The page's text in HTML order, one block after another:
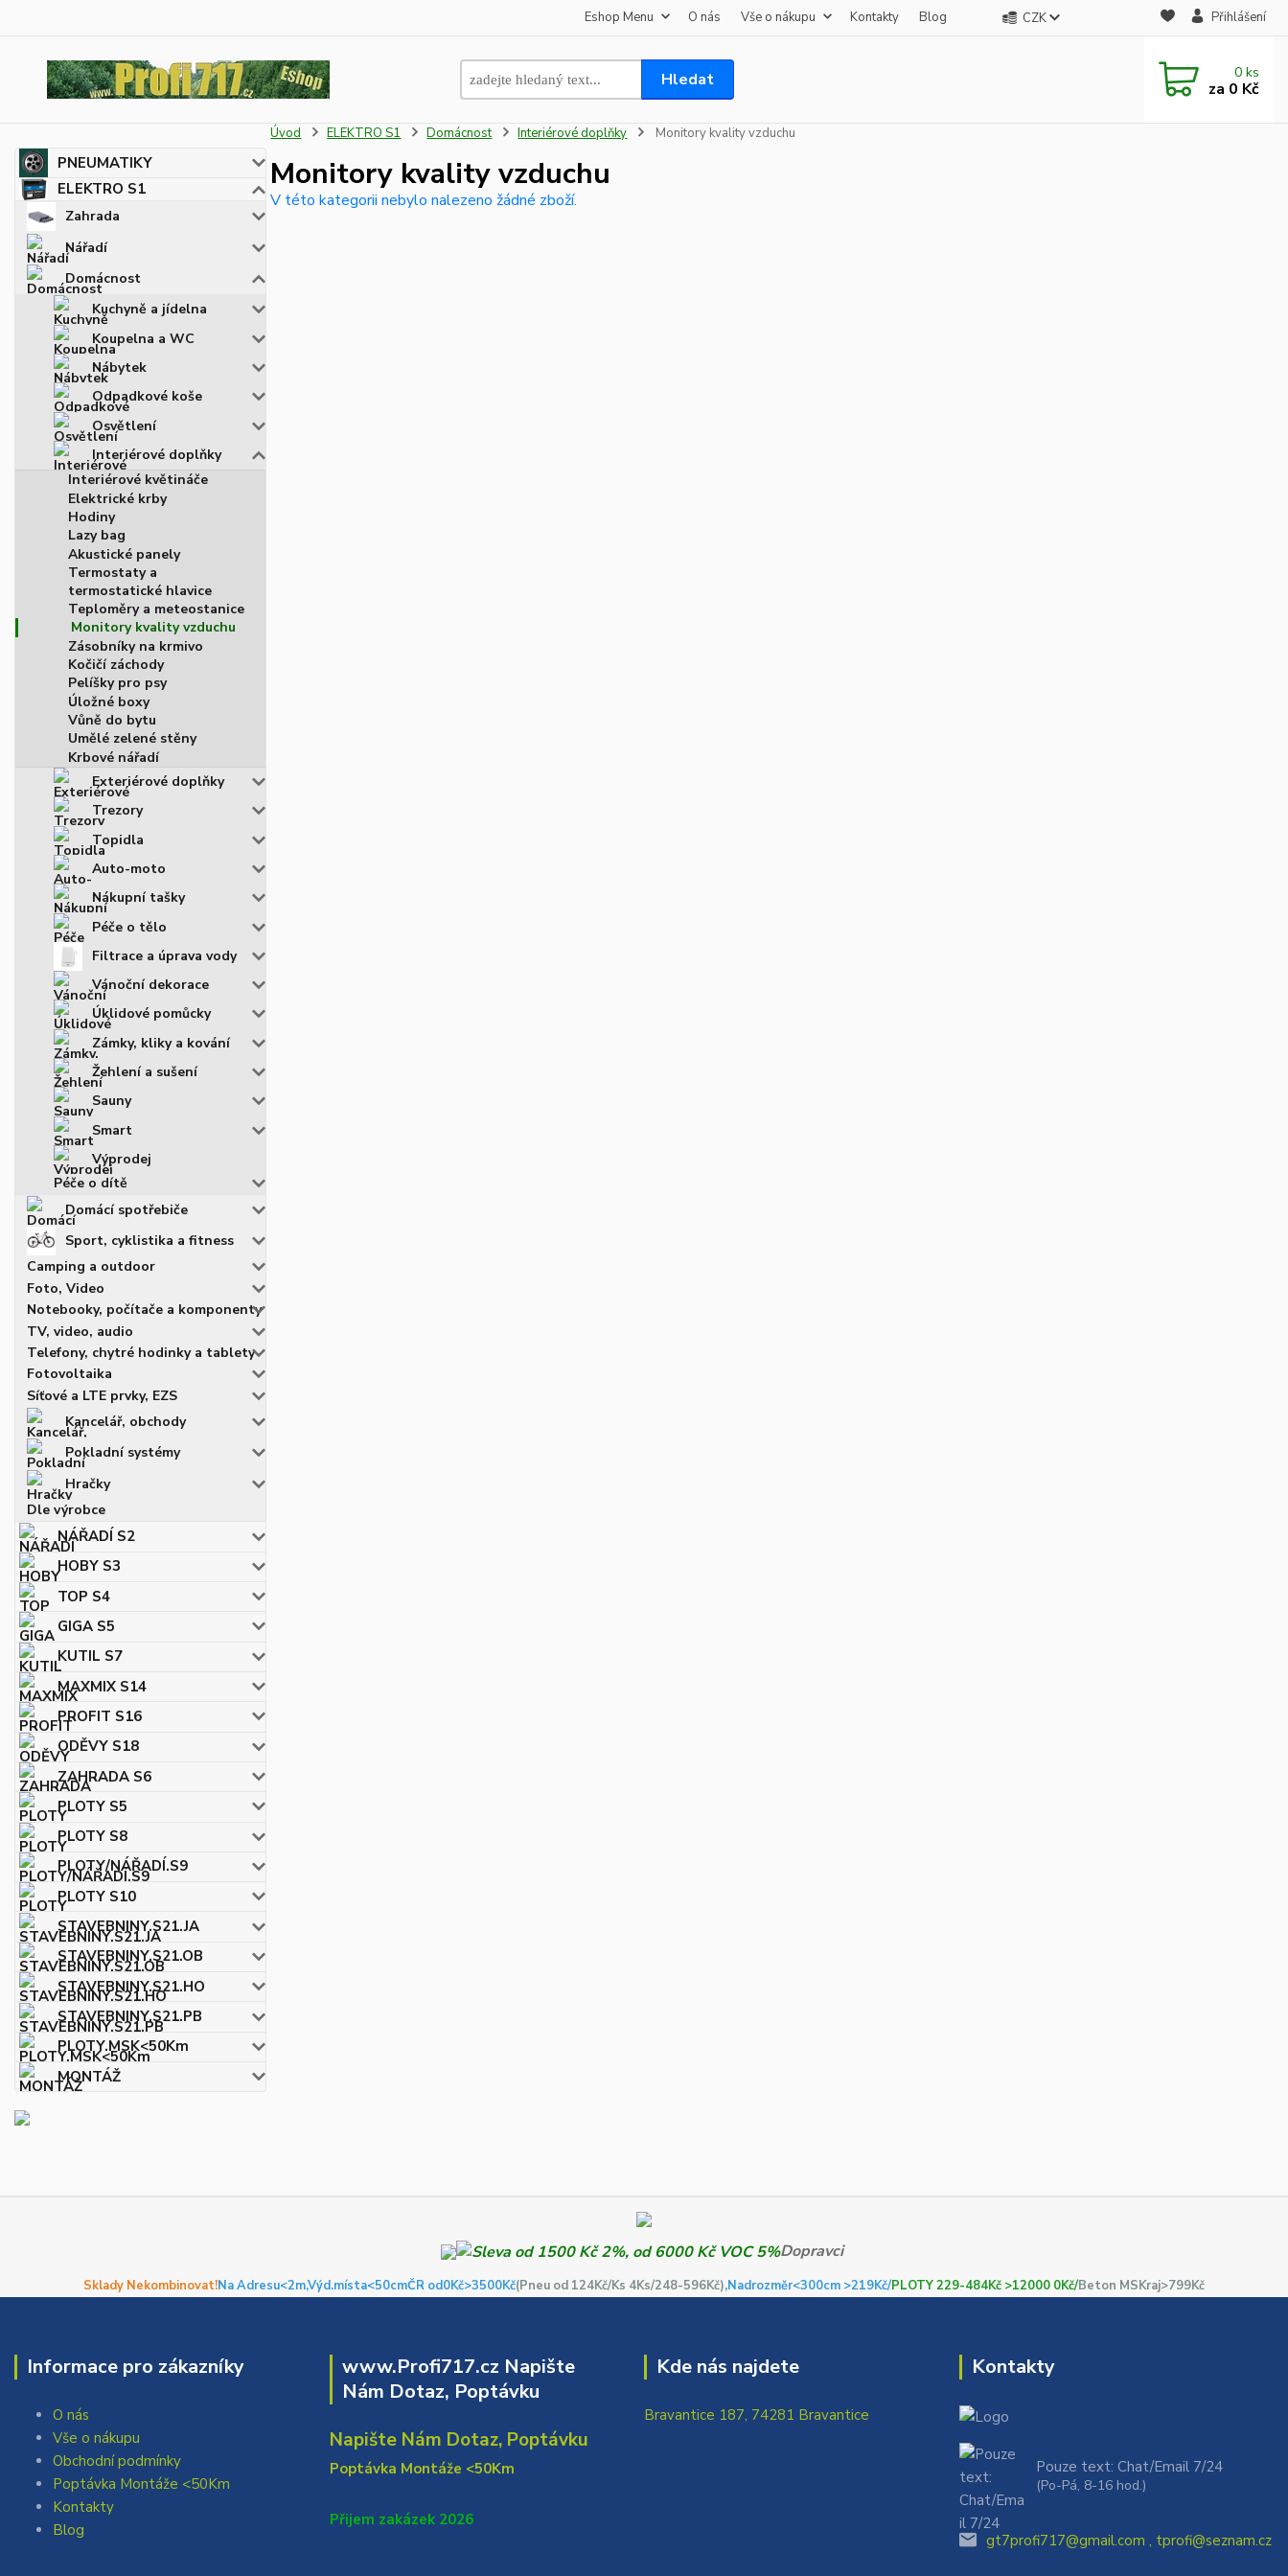
Eshop Menu O nás Vše o nákupu Kontakty Blog CZK Přihlášení
Hledat 0 ks
za 0 Kč
PNEUMATIKY
ELEKTRO S1
Zahrada
Nářadí
Domácnost
Kuchyně a jídelna
Koupelna a WC
Nábytek
Odpadkové koše
Osvětlení
Interiérové doplňky
Interiérové květináče
Elektrické krby
Hodiny
Lazy bag
Akustické panely
Termostaty a
termostatické hlavice
Teploměry a meteostanice
Monitory kvality vzduchu
Zásobníky na krmivo
Kočičí záchody
Pelíšky pro psy
Úložné boxy
Vůně do bytu
Umělé zelené stěny
Krbové nářadí
Exteriérové doplňky
Trezory
Topidla
Auto-moto
Nákupní tašky
Péče o tělo
Filtrace a úprava vody
Vánoční dekorace
Úklidové pomůcky
Zámky, kliky a kování
Žehlení a sušení
Sauny
Smart
Výprodej
Péče o dítě
Domácí spotřebiče
Sport, cyklistika a fitness
Camping a outdoor
Foto, Video
Notebooky, počítače a komponenty
TV, video, audio
Telefony, chytré hodinky a tablety
Fotovoltaika
Síťové a LTE prvky, EZS
Kancelář, obchody
Pokladní systémy
Hračky
Dle výrobce
NÁŘADÍ S2
HOBY S3
TOP S4
GIGA S5
KUTIL S7
MAXMIX S14
PROFIT S16
ODĚVY S18
ZAHRADA S6
PLOTY S5
PLOTY S8
PLOTY/NÁŘADÍ.S9
PLOTY S10
STAVEBNINY.S21.JA
STAVEBNINY.S21.OB
STAVEBNINY.S21.HO
STAVEBNINY.S21.PB
PLOTY.MSK<50Km
MONTÁŽ
Úvod ELEKTRO S1 Domácnost Interiérové doplňky Monitory kvality vzduchu
Monitory kvality vzduchu
V této kategorii nebylo nalezeno žádné zboží.
Dopravci
Sklady Nekombinovat!Na Adresu<2m,Výd.místa<50cmČR od0Kč>3500Kč(Pneu od 124Kč/Ks 4Ks/248-596Kč),Nadrozměr<300cm >219Kč/PLOTY 229-484Kč >12000 0Kč/Beton MSKraj>799Kč
Informace pro zákazníky
O nás
Vše o nákupu
Obchodní podmínky
Poptávka Montáže <50Km
Kontakty
Blog
www.Profi717.cz Napište
Nám Dotaz, Poptávku
Napište Nám Dotaz, Poptávku
Poptávka Montáže <50Km
Přijem zakázek 2026
Kde nás najdete
Bravantice 187, 74281 Bravantice
Kontakty
Pouze text: Chat/Email 7/24
(Po-Pá, 8-16 hod.)
gt7profi717@gmail.com , tprofi@seznam.cz